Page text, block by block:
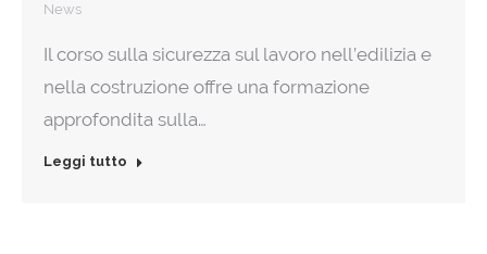
News
Il corso sulla sicurezza sul lavoro nell’edilizia e
nella costruzione offre una formazione
approfondita sulla…
Leggi tutto